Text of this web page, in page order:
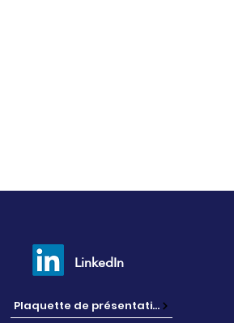
LinkedIn
Plaquette de présentation